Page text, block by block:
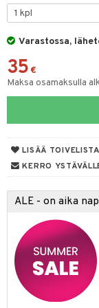
Varastossa,
35 €
Maksa osamaksulla
LISÄÄ
KERRO
ALE - on aika
Maustemyllyt
/ Outdoor
&
sisustus
tarvikkeita
koristelu